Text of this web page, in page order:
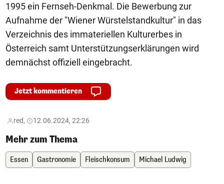
1995 ein Fernseh-Denkmal. Die Bewerbung zur
Aufnahme der "Wiener Würstelstandkultur" in das
Verzeichnis des immateriellen Kulturerbes in
Österreich samt Unterstützungserklärungen wird
demnächst offiziell eingebracht.
Jetzt kommentieren
red, 12.06.2024, 22:26
Mehr zum Thema
Essen Gastronomie Fleischkonsum Michael Ludwig